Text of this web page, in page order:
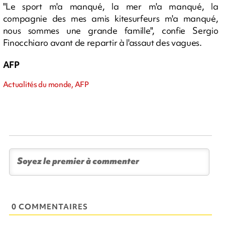
"Le sport m'a manqué, la mer m'a manqué, la
compagnie des mes amis kitesurfeurs m'a manqué,
nous sommes une grande famille", confie Sergio
Finocchiaro avant de repartir à l'assaut des vagues.
AFP
Actualités du monde, AFP
0 COMMENTAIRES